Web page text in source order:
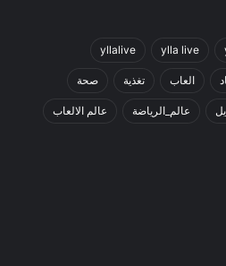
ylla live
yllalive
العاب تغذية صحة
عالم_الرياضة عالم الالعاب